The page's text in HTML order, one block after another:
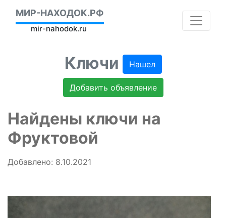
МИР-НАХОДОК.РФ
mir-nahodok.ru
Ключи Нашел
Добавить объявление
Найдены ключи на
Фруктовой
Добавлено: 8.10.2021